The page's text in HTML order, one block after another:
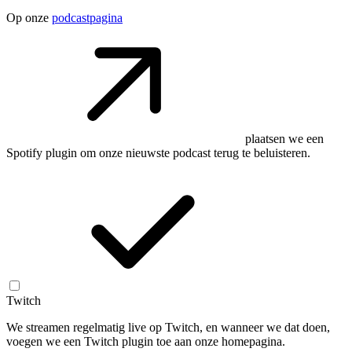
Op onze podcastpagina
plaatsen we een
Spotify plugin om onze nieuwste podcast terug te beluisteren.
Twitch
We streamen regelmatig live op Twitch, en wanneer we dat doen,
voegen we een Twitch plugin toe aan onze homepagina.